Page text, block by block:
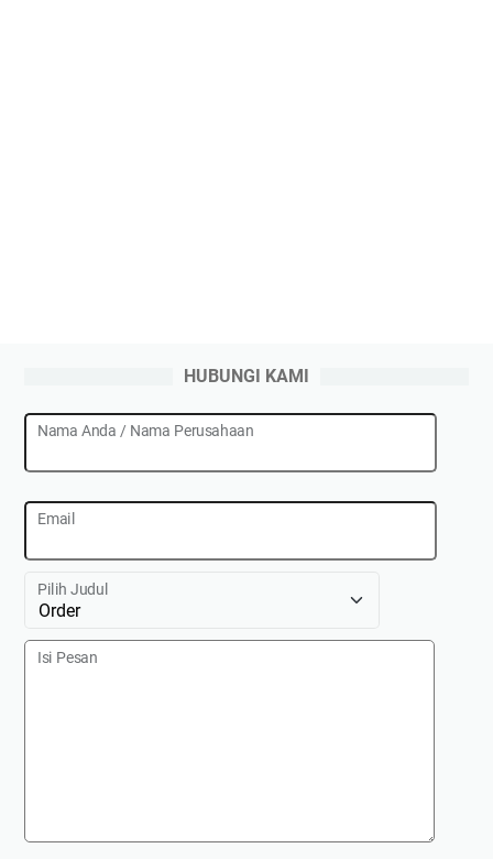
HUBUNGI KAMI
Nama Anda / Nama Perusahaan
Email
Pilih Judul
Isi Pesan